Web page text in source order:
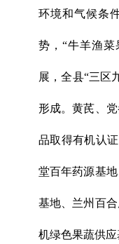
环境和气候条
势，“牛羊渔
展，全县“三区
形成。黄芪、
品取得有机认
堂百年药源基
基地、兰州百
机绿色果蔬供应